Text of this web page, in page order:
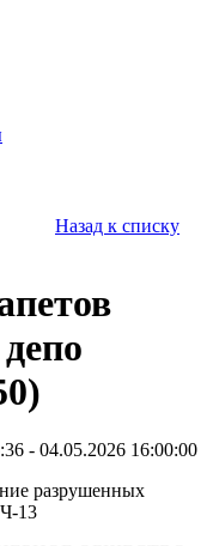
Назад к списку
- 04.05.2026 16:00:00
разрушенных
13